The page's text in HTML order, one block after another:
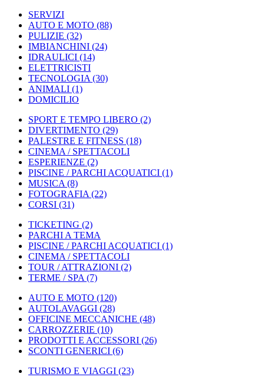
SERVIZI
AUTO E MOTO (88)
PULIZIE (32)
IMBIANCHINI (24)
IDRAULICI (14)
ELETTRICISTI
TECNOLOGIA (30)
ANIMALI (1)
DOMICILIO
SPORT E TEMPO LIBERO (2)
DIVERTIMENTO (29)
PALESTRE E FITNESS (18)
CINEMA / SPETTACOLI
ESPERIENZE (2)
PISCINE / PARCHI ACQUATICI (1)
MUSICA (8)
FOTOGRAFIA (22)
CORSI (31)
TICKETING (2)
PARCHI A TEMA
PISCINE / PARCHI ACQUATICI (1)
CINEMA / SPETTACOLI
TOUR / ATTRAZIONI (2)
TERME / SPA (7)
AUTO E MOTO (120)
AUTOLAVAGGI (28)
OFFICINE MECCANICHE (48)
CARROZZERIE (10)
PRODOTTI E ACCESSORI (26)
SCONTI GENERICI (6)
TURISMO E VIAGGI (23)